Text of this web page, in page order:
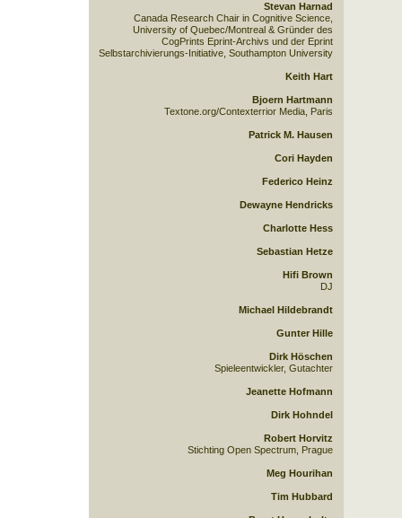
Stevan Harnad
Canada Research Chair in Cognitive Science,
University of Quebec/Montreal & Gründer des
CogPrints Eprint-Archivs und der Eprint
Selbstarchivierungs-Initiative, Southampton University
Keith Hart
Bjoern Hartmann
Textone.org/Contexterrior Media, Paris
Patrick M. Hausen
Cori Hayden
Federico Heinz
Dewayne Hendricks
Charlotte Hess
Sebastian Hetze
Hifi Brown
DJ
Michael Hildebrandt
Gunter Hille
Dirk Höschen
Spieleentwickler, Gutachter
Jeanette Hofmann
Dirk Hohndel
Robert Horvitz
Stichting Open Spectrum, Prague
Meg Hourihan
Tim Hubbard